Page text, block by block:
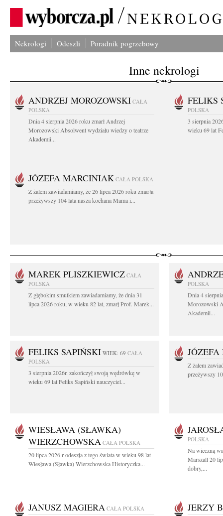
Nekrologi Odeszli Poradnik pogrzebowy
Inne nekrologi
ANDRZEJ MOROZOWSKI CAŁA
POLSKA
Dnia 4 sierpnia 2026 roku zmarł Andrzej
Morozowski Absolwent wydziału wiedzy o teatrze
Akademii...
FELIKS
POLSKA
3 sierpnia
wieku 69 lat
JÓZEFA MARCINIAK CAŁA POLSKA
Z żalem zawiadamiamy, że 26 lipca 2026 roku zmarła
przeżywszy 104 lata nasza kochana Mama i...
MAREK PLISZKIEWICZ CAŁA
POLSKA
Z głębokim smutkiem zawiadamiamy, że dnia 31
lipca 2026 roku, w wieku 82 lat, zmarł Prof. Marek...
POLSKA
Dnia 4
Morozowski
Akademii...
FELIKS SAPIŃSKI WIEK: 69 CAŁA
POLSKA
3 sierpnia 2026r. zakończył swoją wędrówkę w
wieku 69 lat Feliks Sapiński nauczyciel...
Z żalem
przeżywszy
WIESŁAWA (SŁAWKA)
WIERZCHOWSKA CAŁA POLSKA
20 lipca 2026 r odeszła z tego świata w wieku 98 lat
Wiesława (Sławka) Wierzchowska Historyczka...
POLSKA
Na wieczną
Marszall 20
dobry,...
JANUSZ MAGIERA CAŁA POLSKA JERZY